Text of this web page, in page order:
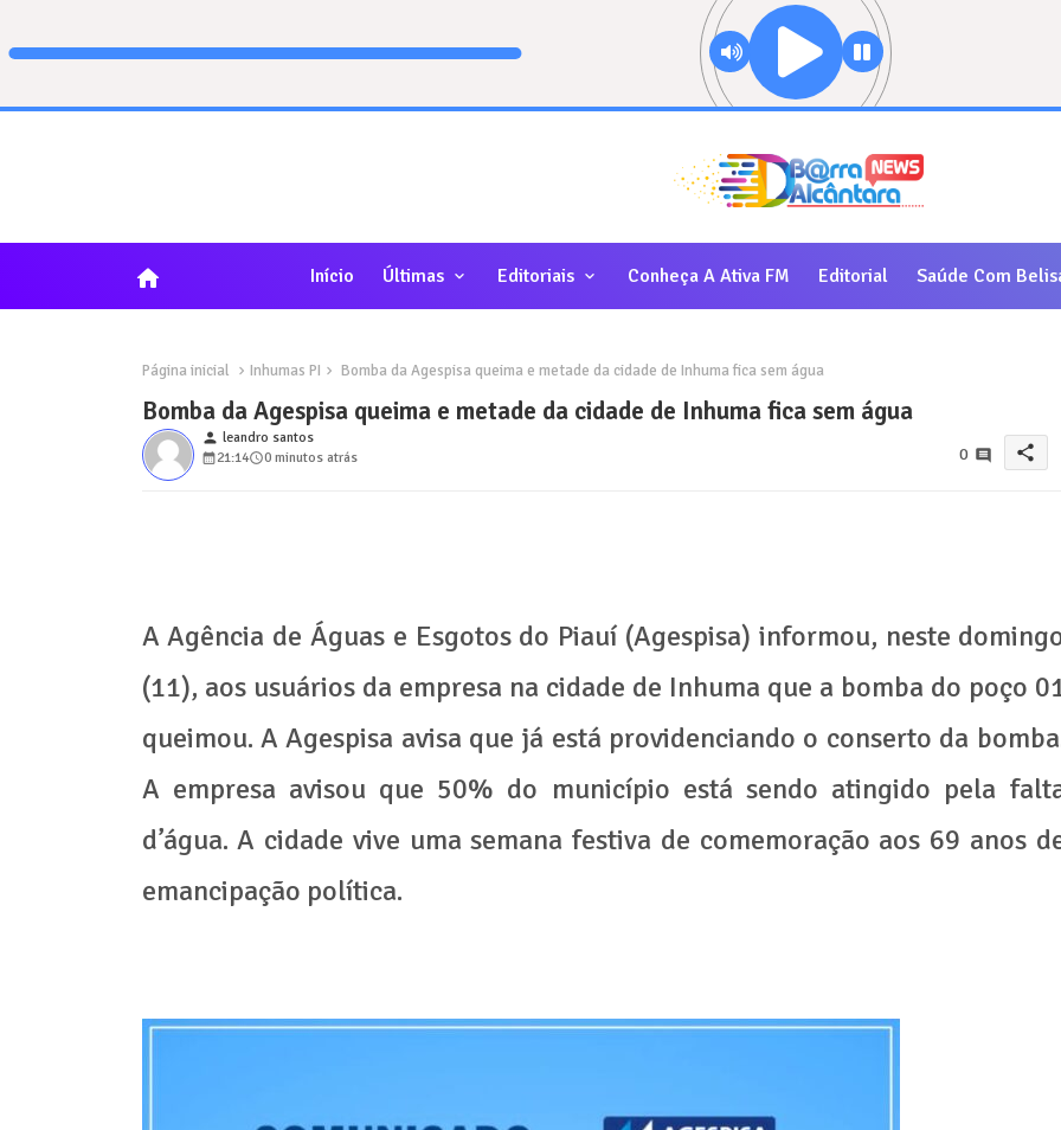
home Início Últimas Editoriais Conheça A Ativa FM Editorial Saúde Com
Página inicial Inhumas PI Bomba da Agespisa queima e metade da cidade de Inhuma fica sem água
Bomba da Agespisa queima e metade da cidade de Inhuma fica sem água
person leandro santos
21:14
0 minutos atrás 0 share
A Agência de Águas e Esgotos do Piauí (Agespisa) informou, neste
(11), aos usuários da empresa na cidade de Inhuma que a bomba do poço
queimou. A Agespisa avisa que já está providenciando o conserto da
A empresa avisou que 50% do município está sendo atingido pela
d’água. A cidade vive uma semana festiva de comemoração aos 69 anos
emancipação política.